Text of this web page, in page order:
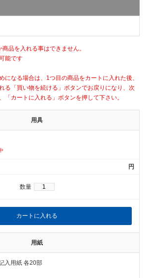
品を入れる事はできません。
能です
になる場合は、1つ目の商品をカートに入れた後、
る「買い物を続ける」ボタンでお戻りになり、次
「カートに入れる」ボタンを押して下さい。
用具
円
数量
用紙
入用紙 各20部